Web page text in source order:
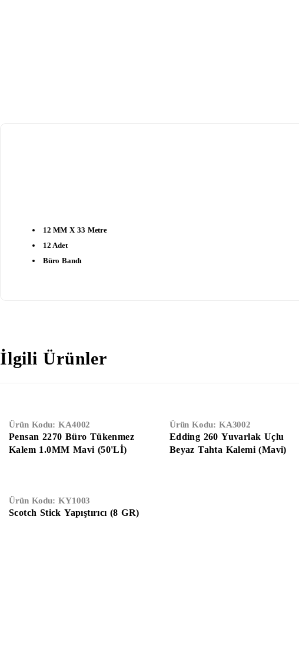
12 MM X 33 Metre
12 Adet
Büro Bandı
İlgili Ürünler
Ürün Kodu: KA4002
Pensan 2270 Büro Tükenmez
Kalem 1.0MM Mavi (50'Lİ)
Ürün Kodu: KA3002
Edding 260 Yuvarlak Uçlu
Beyaz Tahta Kalemi (Mavi)
Ürün Kodu: KY1003
Scotch Stick Yapıştırıcı (8 GR)